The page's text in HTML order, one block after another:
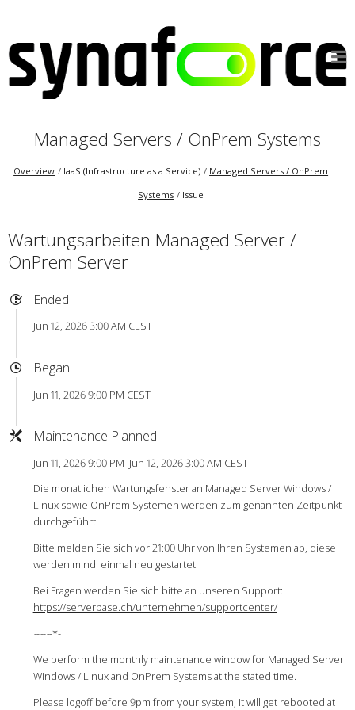
Managed Servers / OnPrem Systems
Overview IaaS (Infrastructure as a Service)
Managed Servers / OnPrem
Systems
Issue
Wartungsarbeiten Managed Server /
OnPrem Server
Ended
Jun 12, 2026 3:00 AM CEST
Began
Jun 11, 2026 9:00 PM CEST
Maintenance Planned
Jun 11, 2026 9:00 PM–Jun 12, 2026 3:00 AM CEST
Die monatlichen Wartungsfenster an Managed Server Windows /
Linux sowie OnPrem Systemen werden zum genannten Zeitpunkt
durchgeführt.
Bitte melden Sie sich vor 21:00 Uhr von Ihren Systemen ab, diese
werden mind. einmal neu gestartet.
Bei Fragen werden Sie sich bitte an unseren Support:
https://serverbase.ch/unternehmen/supportcenter/
------*-
We perform the monthly maintenance window for Managed Server
Windows / Linux and OnPrem Systems at the stated time.
Please logoff before 9pm from your system, it will get rebooted at